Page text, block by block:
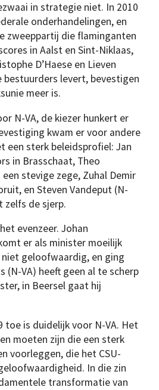
in strategie niet. In 2010
onderhandelingen, en
zweeppartij die flaminganten
in Aalst en Sint-Niklaas,
D’Haese en Lieven
bestuurders levert, bevestigen
meer is.
N-VA, de kiezer hunkert er
kwam er voor andere
een sterk beleidsprofiel: Jan
in Brasschaat, Theo
stevige zege, Zuhal Demir
en Steven Vandeput (N-
zelfs de sjerp.
evenzeer. Johan
er als minister moeilijk
niet geloofwaardig, en ging
(N-VA) heeft geen al te scherp
in Beersel gaat hij
toe is duidelijk voor N-VA. Het
moeten zijn die een sterk
voorleggen, die het CSU-
In die zin
transformatie van